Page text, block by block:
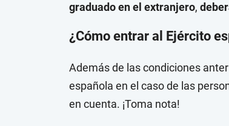
graduado en el extranjero,
¿Cómo entrar al Ejército
Además de las condiciones
española​ en el caso de las
en cuenta. ¡Toma nota!